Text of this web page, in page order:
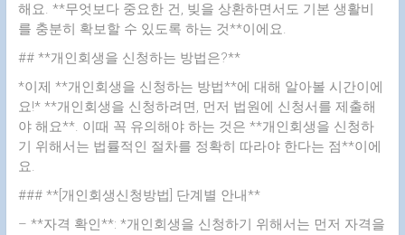
해요. **무엇보다 중요한 건, 빚을 상환하면서도 기본 생활비
를 충분히 확보할 수 있도록 하는 것**이에요.
## **개인회생을 신청하는 방법은?**
*이제 **개인회생을 신청하는 방법**에 대해 알아볼 시간이에
요!* **개인회생을 신청하려면, 먼저 법원에 신청서를 제출해
야 해요**. 이때 꼭 유의해야 하는 것은 **개인회생을 신청하
기 위해서는 법률적인 절차를 정확히 따라야 한다는 점**이에
요.
### **[개인회생신청방법] 단계별 안내**
– **자격 확인**: *개인회생을 신청하기 위해서는 먼저 자격을